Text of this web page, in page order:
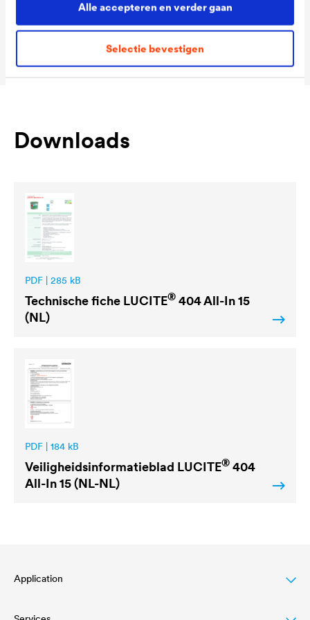
Alle accepteren en verder gaan
Selectie bevestigen
Packaging Sizes
1,0 L / 5 L / 12 L
Downloads
PDF | 285 kB
Technische fiche LUCITE® 404 All-In 15
(NL)
PDF | 184 kB
Veiligheidsinformatieblad LUCITE® 404
All-In 15 (NL-NL)
Application